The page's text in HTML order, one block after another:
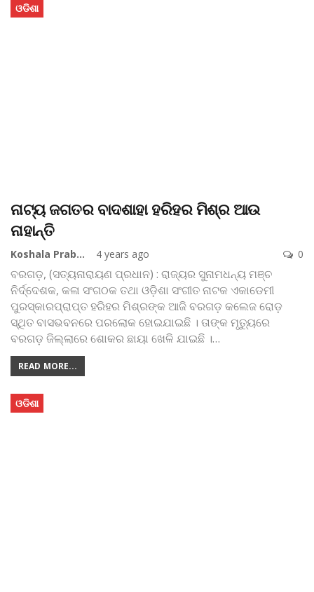
ଓଡିଶା
ନାଟ୍ୟ ଜଗତର ବାଦଶାହା ହରିହର ମିଶ୍ର ଆଉ
ନାହାନ୍ତି
Koshala Prabaha 4 years ago 0
ବରଗଡ଼, (ସତ୍ୟନାରାୟଣ ପ୍ରଧାନ) : ରାଜ୍ୟର ସୁନାମଧନ୍ୟ ମଞ୍ଚ
ନିର୍ଦ୍ଦେଶକ, କଳା ସଂଗଠକ ତଥା ଓଡ଼ିଶା ସଂଗୀତ ନାଟକ ଏକାଡେମୀ
ପୁରସ୍କାରପ୍ରାପ୍ତ ହରିହର ମିଶ୍ରଙ୍କ ଆଜି ବରଗଡ଼ କଲେଜ ରୋଡ଼
ସ୍ଥିତ ବାସଭବନରେ ପରଲୋକ ହୋଇଯାଇଛି । ତାଙ୍କ ମୃତ୍ୟୁରେ
ବରଗଡ଼ ଜିଲ୍ଲାରେ ଶୋକର ଛାୟା ଖେଳି ଯାଇଛି ।…
READ MORE...
ଓଡିଶା